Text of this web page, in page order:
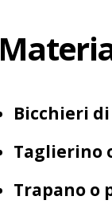
Bicchieri
Taglierino
Trapano o